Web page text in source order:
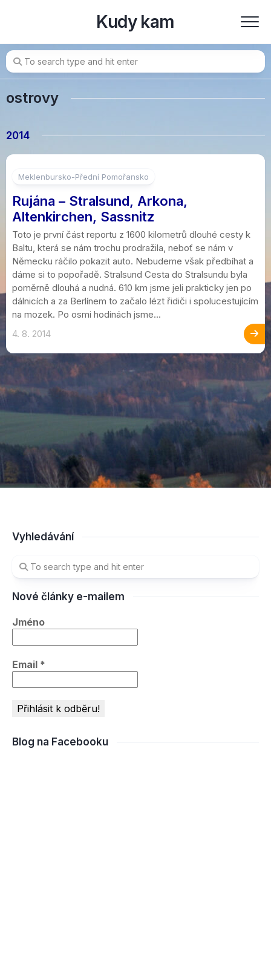
Kudy kam
ostrovy
2014
Meklenbursko-Přední Pomořansko
Rujána – Stralsund, Arkona,
Altenkirchen, Sassnitz
Toto je první část reportu z 1600 kilometrů dlouhé cesty k
Baltu, která se nám trochu prodražila, neboť se nám v
Německu ráčilo pokazit auto. Nebudeme však předbíhat a
dáme si to popořadě. Stralsund Cesta do Stralsundu byla
poměrně dlouhá a nudná. 610 km jsme jeli prakticky jen po
dálnicích a za Berlínem to začalo lézt řidiči i spolucestujícím
na mozek. Po osmi hodinách jsme...
4. 8. 2014
Vyhledávání
Nové články e-mailem
Jméno
Email *
Blog na Facebooku